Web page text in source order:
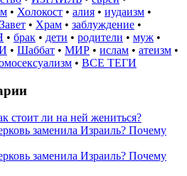
• Холокост • алия • иудаизм •
• Храм • заблуждение •
• брак • дети • родители • муж •
• Шаббат • МИР • ислам • атеизм •
• ВСЕ ТЕГИ
стоит ли на ней жениться?
заменила Израиль? Почему
заменила Израиль? Почему